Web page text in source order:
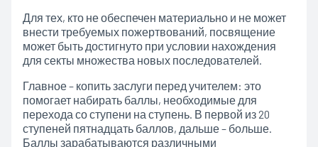
Для тех, кто не обеспечен материально и не может
внести требуемых пожертвований, посвящение
может быть достигнуто при условии нахождения
для секты множества новых последователей.
Главное – копить заслуги перед учителем: это
помогает набирать баллы, необходимые для
перехода со ступени на ступень. В первой из 20
ступеней пятнадцать баллов, дальше – больше.
Баллы зарабатываются различными